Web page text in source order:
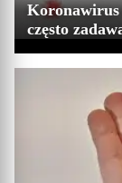
Koronawirus
często